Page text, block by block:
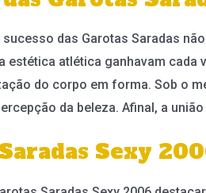
das Garotas Saradas
estética atlética ganhavam
do corpo em forma. Sob o
da beleza. Afinal, a
Sexy